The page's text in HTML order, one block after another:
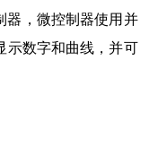
器，微控制器使用并
示数字和曲线，并可